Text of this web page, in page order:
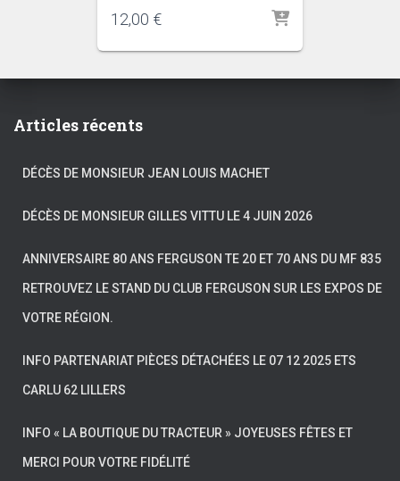
12,00 €
Articles récents
DÉCÈS DE MONSIEUR JEAN LOUIS MACHET
DÉCÈS DE MONSIEUR GILLES VITTU LE 4 JUIN 2026
ANNIVERSAIRE 80 ANS FERGUSON TE 20 ET 70 ANS DU MF 835
RETROUVEZ LE STAND DU CLUB FERGUSON SUR LES EXPOS DE
VOTRE RÉGION.
INFO PARTENARIAT PIÈCES DÉTACHÉES LE 07 12 2025 ETS
CARLU 62 LILLERS
INFO « LA BOUTIQUE DU TRACTEUR » JOYEUSES FÊTES ET
MERCI POUR VOTRE FIDÉLITÉ